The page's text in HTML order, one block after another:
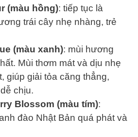
(màu hồng): tiếp tục là
trái cây nhẹ nhàng, trẻ
(màu xanh): mùi hương
Mùi thơm mát và dịu nhẹ
giúp giải tỏa căng thẳng,
chịu.
Blossom (màu tím):
đào Nhật Bản quá phát và